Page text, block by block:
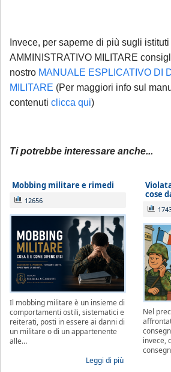
Invece, per saperne di più sugli
AMMINISTRATIVO MILITARE
nostro MANUALE ESPLICATIVO DI
MILITARE (Per maggiori info sul
contenuti clicca qui)
Ti potrebbe interessare anche...
Mobbing militare e rimedi
12656
Il mobbing militare è un insieme di
comportamenti ostili, sistematici e
reiterati, posti in essere ai danni di
un militare o di un appartenente
alle…
Leggi di più
cose
Nel
invece,